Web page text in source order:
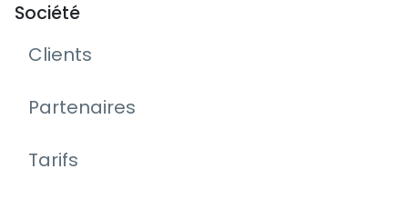
Société
Clients
Partenaires
Tarifs